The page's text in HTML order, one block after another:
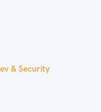
& Security